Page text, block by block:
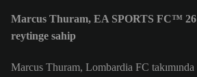
Marcus Thuram, EA SPORTS FC™ 26
reytinge sahip
Marcus Thuram, Lombardia FC